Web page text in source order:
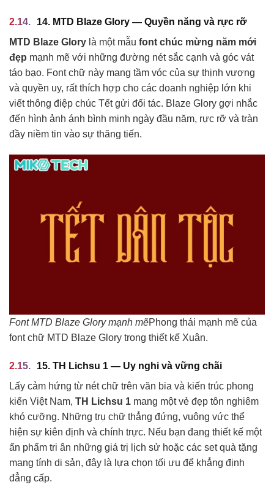
14. MTD Blaze Glory — Quyền năng và rực rỡ
MTD Blaze Glory là một mẫu font chúc mừng năm mới
đẹp mạnh mẽ với những đường nét sắc cạnh và góc vát
táo bạo. Font chữ này mang tầm vóc của sự thịnh vượng
và quyền uy, rất thích hợp cho các doanh nghiệp lớn khi
viết thông điệp chúc Tết gửi đối tác. Blaze Glory gợi nhắc
đến hình ảnh ánh bình minh ngày đầu năm, rực rỡ và tràn
đầy niềm tin vào sự thăng tiến.
Font MTD Blaze Glory mạnh mẽPhong thái mạnh mẽ của
font chữ MTD Blaze Glory trong thiết kế Xuân.
15. TH Lichsu 1 — Uy nghi và vững chãi
Lấy cảm hứng từ nét chữ trên văn bia và kiến trúc phong
kiến Việt Nam, TH Lichsu 1 mang một vẻ đẹp tôn nghiêm
khó cưỡng. Những trụ chữ thẳng đứng, vuông vức thể
hiện sự kiên định và chính trực. Nếu bạn đang thiết kế một
ấn phẩm tri ân những giá trị lịch sử hoặc các set quà tặng
mang tính di sản, đây là lựa chọn tối ưu để khẳng định
đẳng cấp.